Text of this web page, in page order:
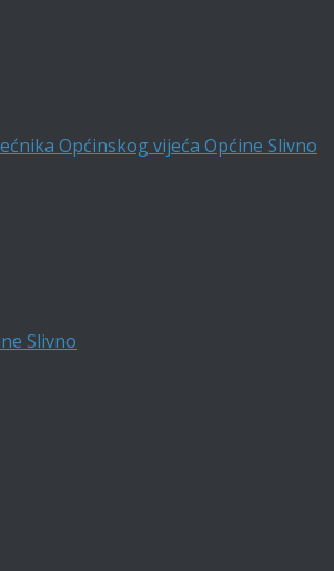
Općinskog vijeća Općine Slivno
Slivno